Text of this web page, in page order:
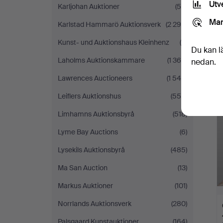
Karljohan Auktioner
(59)
Karlstad Hammarö Auktionsverk (2 299)
Kunst- und Auktionshaus Kleinhenz
(9)
Laholms Auktionskammare
(1 364)
Lawrences Auctioneers
(1 545)
Leiflers Auktionshus
(558)
Limhamns Auktionsbyrå
(518)
Lyme Bay Auctions
(6)
Lysekils Auktionsbyrå
(485)
Ma San Auction
(13)
Markus Auktioner
(101)
Norrlands Auktionsverk
(280)
Du kan
nedan.